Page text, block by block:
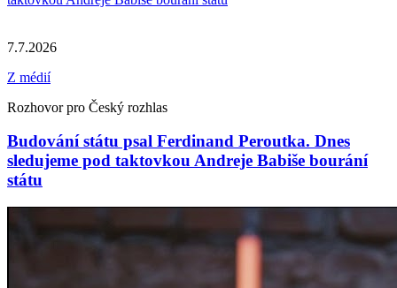
7.7.2026
Z médií
Rozhovor pro Český rozhlas
Budování státu psal Ferdinand Peroutka. Dnes
sledujeme pod taktovkou Andreje Babiše bourání
státu